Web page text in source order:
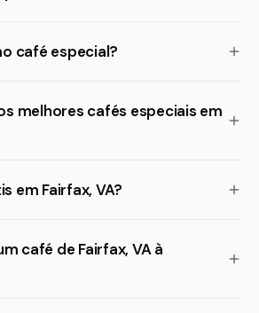
café especial?
melhores cafés especiais em
em Fairfax, VA?
café de Fairfax, VA à